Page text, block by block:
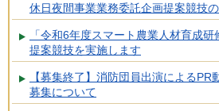
休日夜間事業業務委託企画提案競技
「令和6年度スマート農業人材育成
提案競技を実施します
【募集終了】消防団員出演によるPR
募集について